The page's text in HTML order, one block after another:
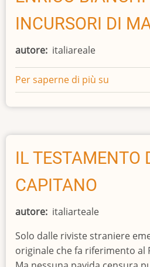
INCURSORI DI
autore italiareale
Per saperne di più su
A
ENRICO
BIANCHI
E
IL TESTAMENTO
CAPITANO
autore italiarteale
Solo dalle riviste straniere
originale che fa riferimento al